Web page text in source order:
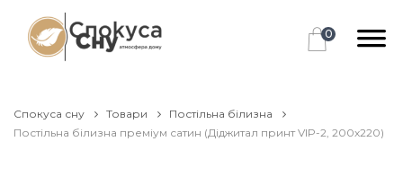
0
Спокуса сну Товари
Постільна білизна
Постільна білизна преміум сатин (Діджитал принт VIP-2, 200х220)